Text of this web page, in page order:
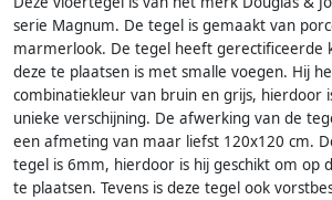
serie Magnum. De tegel is gemaakt van
marmerlook. De tegel heeft gerectificeerde
deze te plaatsen is met smalle voegen. Hij
combinatiekleur van bruin en grijs, hierdoor
unieke verschijning. De afwerking van de
een afmeting van maar liefst 120x120 cm.
tegel is 6mm, hierdoor is hij geschikt om op
te plaatsen. Tevens is deze tegel ook